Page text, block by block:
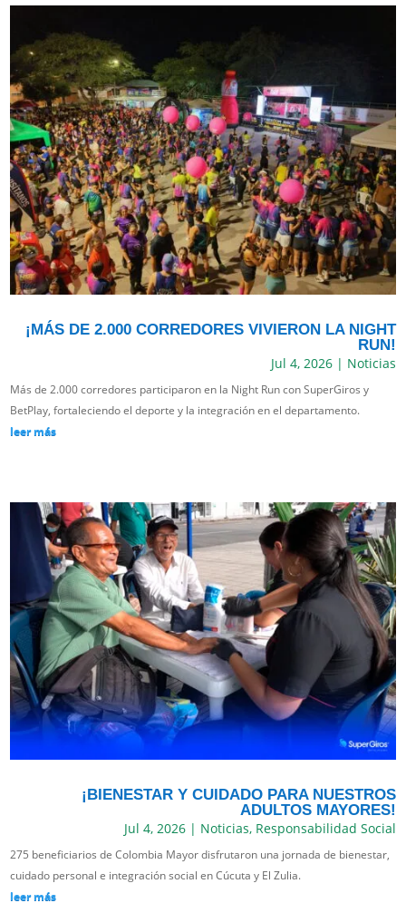
¡MÁS DE 2.000 CORREDORES VIVIERON LA NIGHT
RUN!
Jul 4, 2026| Noticias
Más de 2.000 corredores participaron en la Night Run con SuperGiros y
BetPlay, fortaleciendo el deporte y la integración en el departamento.
leer más
¡BIENESTAR Y CUIDADO PARA NUESTROS
ADULTOS MAYORES!
Jul 4, 2026| Noticias, Responsabilidad Social
275 beneficiarios de Colombia Mayor disfrutaron una jornada de bienestar,
cuidado personal e integración social en Cúcuta y El Zulia.
leer más